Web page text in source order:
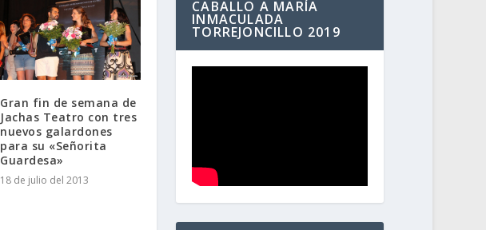
Gran fin de semana de
Jachas Teatro con tres
nuevos galardones
para su «Señorita
Guardesa»
18 de julio del 2013
CABALLO A MARÍA
INMACULADA
TORREJONCILLO 2019